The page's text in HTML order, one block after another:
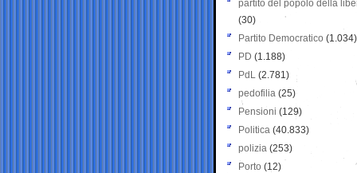
partito del popolo della
(30)
Partito Democratico (1.034)
PD (1.188)
PdL (2.781)
pedofilia (25)
Pensioni (129)
Politica (40.833)
polizia (253)
Porto (12)